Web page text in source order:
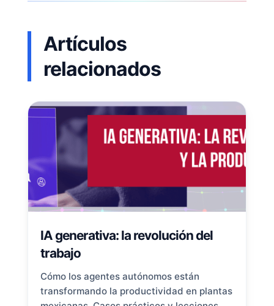
Artículos
relacionados
IA generativa: la revolución del
trabajo
Cómo los agentes autónomos están
transformando la productividad en plantas